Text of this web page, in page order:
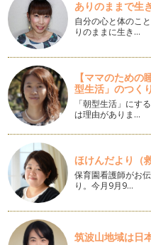
新年の目標を今年こそ達成
2013年最初の記事になりま
ます！ &nb…
承認のスキルを使えば、自
ともできます ～ほめルール
このところほめることにつ
育児が」主流ですので、本屋…
ほめ言葉は○○によって変え
いよいよ年末が近づいてき
掃除！ 片付けがニ…
子どもをほめる時には○○な
今回は間違いさがしからス
撮りました。 …
ありのままで生
自分の心と体のこ
りのままに生き…
【ママのため
型生活」のつく
「朝型生活」にす
は理由がありま…
ほけんだより（
保育園看護師がお
り。今月9月9…
筑波山地域は日